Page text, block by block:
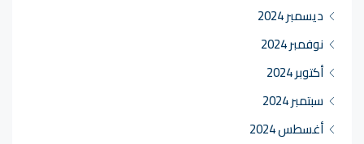
ديسمبر 2024
نوفمبر 2024
أكتوبر 2024
سبتمبر 2024
أغسطس 2024